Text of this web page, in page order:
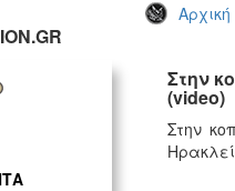
Αρχική
Στην
(video)
Στην